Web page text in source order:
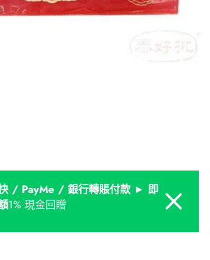
/ PayMe / 銀行轉賬付款 ► 即
1% 現金回贈
Dismiss